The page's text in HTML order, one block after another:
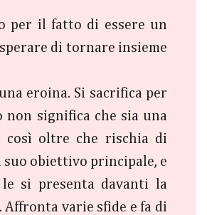
per il fatto di essere un
di tornare insieme
eroina. Si sacrifica per
significa che sia una
così oltre che rischia di
suo obiettivo principale, e
si presenta davanti la
varie sfide e fa di